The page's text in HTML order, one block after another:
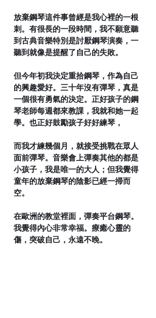
放棄鋼琴這件事曾經是我心裡的一根
刺。有很長的一段時間，我不願意聽
到古典音樂特別是討厭鋼琴演奏，一
聽到就像是提醒了自己的失敗。
但今年初我決定重拾鋼琴，作為自己
的興趣愛好。三十年沒有彈琴，真是
一個很有勇氣的決定。正好孩子的鋼
琴老師每週都來教課，我就和她一起
學。也正好鼓勵孩子好好練琴，
而我才練幾個月，就接受挑戰在眾人
面前彈琴。音樂會上彈奏其他的都是
小孩子，我是唯一的大人；但我覺得
童年的放棄鋼琴的陰影已經一掃而
空。
在歐洲的教堂裡面，彈奏平台鋼琴。
我覺得內心非常幸福。療癒心靈的
傷，突破自己，永遠不晚。